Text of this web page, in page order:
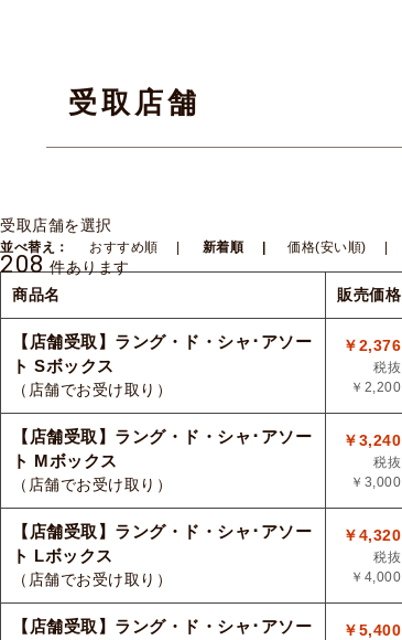
受取店舗
受取店舗を選択
並べ替え： おすすめ順 新着順 価格(安い順)
208 件あります
商品名
販売価格
【店舗受取】ラング・ド・シャ･アソー
ト Sボックス
（店舗でお受け取り）
￥2,376
税抜
￥2,200
【店舗受取】ラング・ド・シャ･アソー
ト Mボックス
（店舗でお受け取り）
￥3,240
税抜
￥3,000
【店舗受取】ラング・ド・シャ･アソー
ト Lボックス
（店舗でお受け取り）
￥4,320
税抜
￥4,000
【店舗受取】ラング・ド・シャ･アソー
￥5,400